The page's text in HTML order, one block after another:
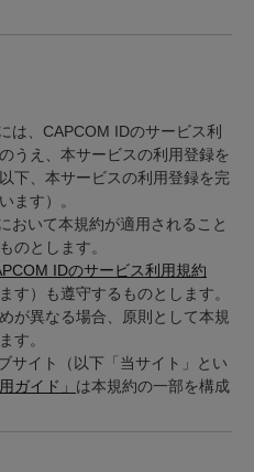
は、CAPCOM IDのサービス利
うえ、本サービスの利用登録を
下、本サービスの利用登録を完
ます）。
おいて本規約が適用されること
のとします。
IDのサービス利用規約
す）も遵守するものとします。
が異なる場合、原則として本規
す。
サイト（以下「当サイト」とい
ガイド」 は本規約の一部を構成